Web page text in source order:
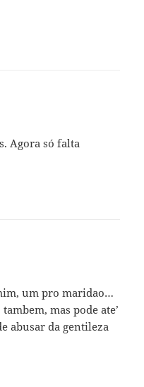
Agora só falta
um pro maridao…
mas pode ate’
abusar da gentileza